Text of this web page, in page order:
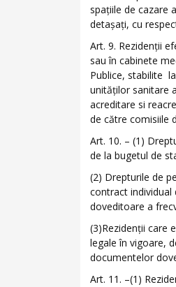
spaţiile de cazare
detaşaţi, cu
Art. 9. Rezidenţii
sau în cabinete
Publice, stabilite
unităţilor sanitare
acreditare si
de către comisiile
Art. 10. – (1)
de la bugetul de
(2) Drepturile de
contract
doveditoare a
(3)Rezidenţii care
legale în vigoare,
documentelor
Art. 11. –(1)